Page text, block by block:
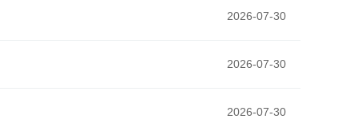
2026-07-30
2026-07-30
2026-07-30